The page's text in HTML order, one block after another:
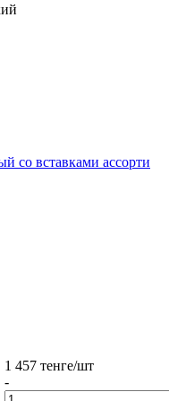
со вставками ассорти
1 457 тенге/шт
-